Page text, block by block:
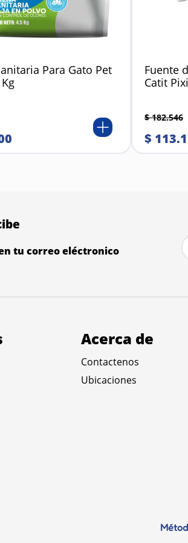
Para Gato Pet
Fuente
Catit
$ 182.546
$ 113.
tu correo eléctronico
Acerca de
Contactenos
Ubicaciones